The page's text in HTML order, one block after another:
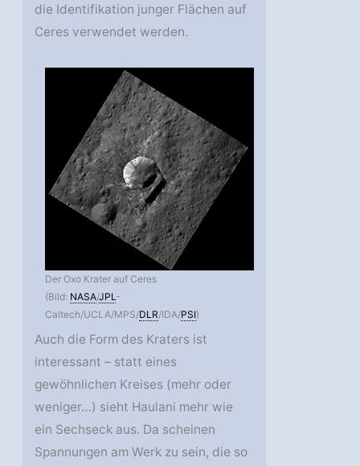
die Identifikation junger Flächen auf
Ceres verwendet werden.
Der Oxo Krater auf Ceres
(Bild: NASA/JPL-
Caltech/UCLA/MPS/DLR/IDA/PSI)
Auch die Form des Kraters ist
interessant – statt eines
gewöhnlichen Kreises (mehr oder
weniger…) sieht Haulani mehr wie
ein Sechseck aus. Da scheinen
Spannungen am Werk zu sein, die so